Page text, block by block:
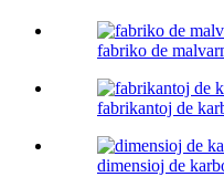
fabriko de
fabrikantoj de
dimensioj de